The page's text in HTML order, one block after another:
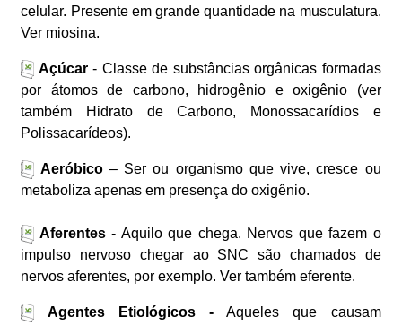
celular. Presente em grande quantidade na musculatura.
Ver miosina.
Açúcar- Classe de substâncias orgânicas formadas
por átomos de carbono, hidrogênio e oxigênio (ver
também Hidrato de Carbono, Monossacarídios e
Polissacarídeos).
Aeróbico– Ser ou organismo que vive, cresce ou
metaboliza apenas em presença do oxigênio.
Aferentes- Aquilo que chega. Nervos que fazem o
impulso nervoso chegar ao SNC são chamados de
nervos aferentes, por exemplo. Ver também eferente.
Agentes Etiológicos - Aqueles que causam